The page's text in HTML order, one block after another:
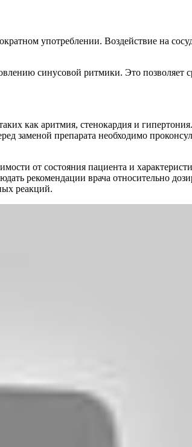
употреблении. Воздействие на
синусовой ритмики. Это позволяет
как аритмия, стенокардия и
заменой препарата необходимо
от состояния пациента и
рекомендации врача относительно
реакций.